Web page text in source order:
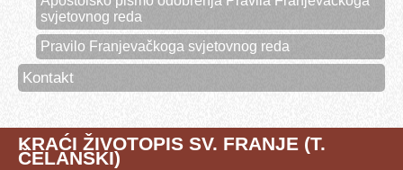
svjetovnog reda
Pravilo Franjevačkoga svjetovnog reda
Kontakt
KRAĆI ŽIVOTOPIS SV. FRANJE (T.
ČELANSKI)